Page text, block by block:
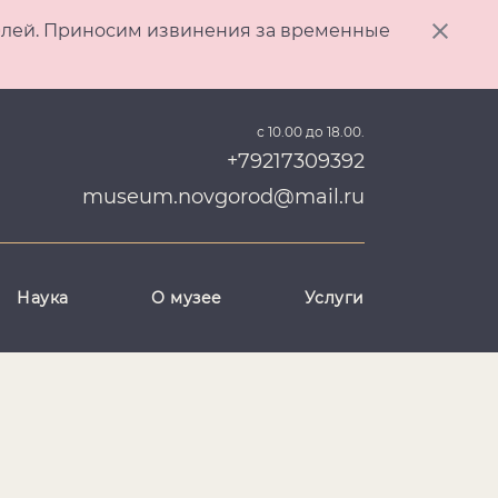
Приносим извинения за временные
с 10.00 до 18.00.
+79217309392
museum.novgorod@mail.ru
Наука О музее Услуги